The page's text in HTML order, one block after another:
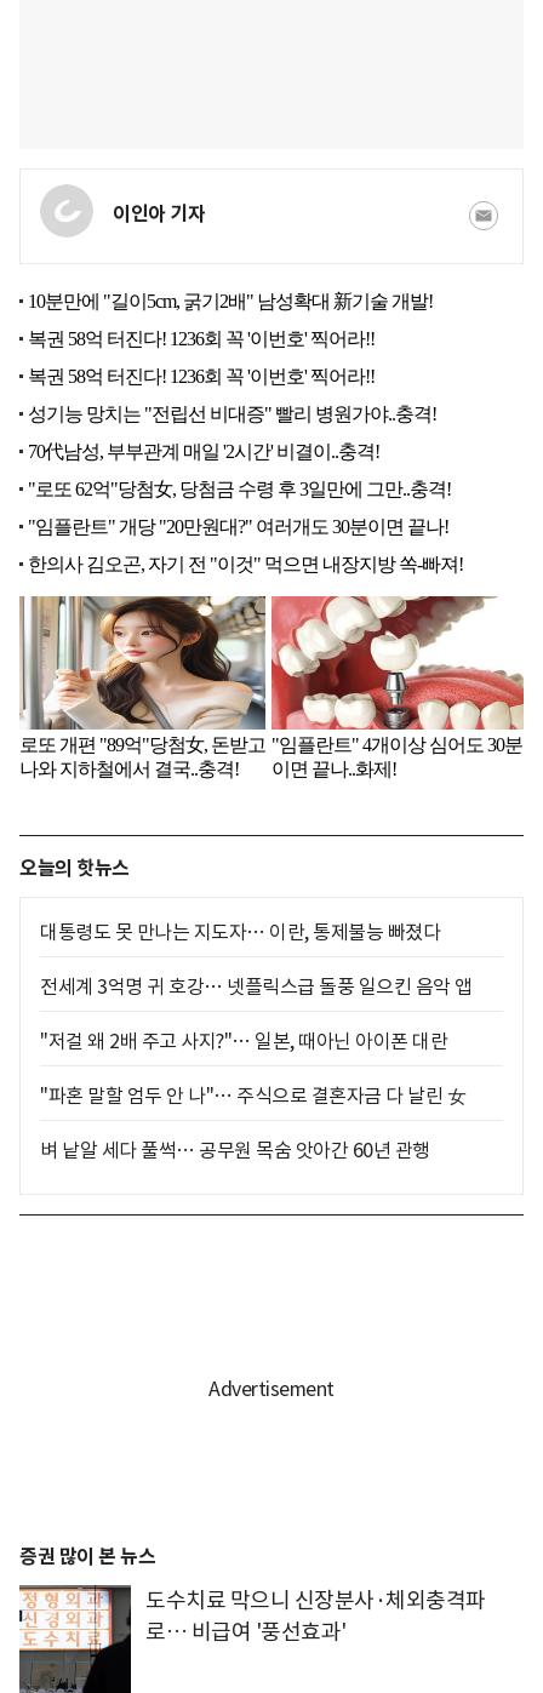
이인아 기자
오늘의 핫뉴스
대통령도 못 만나는 지도자… 이란, 통제불능 빠졌다
전세계 3억명 귀 호강… 넷플릭스급 돌풍 일으킨 음악 앱
"저걸 왜 2배 주고 사지?"… 일본, 때아닌 아이폰 대란
"파혼 말할 엄두 안 나"… 주식으로 결혼자금 다 날린 女
벼 낱알 세다 풀썩… 공무원 목숨 앗아간 60년 관행
증권 많이 본 뉴스
도수치료 막으니 신장분사·체외충격파
로… 비급여 '풍선효과'